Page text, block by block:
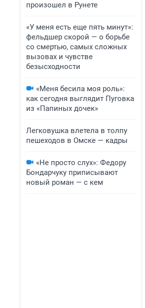
произошел в Рунете
«У меня есть еще пять минут»:
фельдшер скорой — о борьбе
со смертью, самых сложных
вызовах и чувстве
безысходности
«Меня бесила моя роль»:
как сегодня выглядит Пуговка
из «Папиных дочек»
Легковушка влетела в толпу
пешеходов в Омске — кадры
«Не просто слух»: Федору
Бондарчуку приписывают
новый роман — с кем